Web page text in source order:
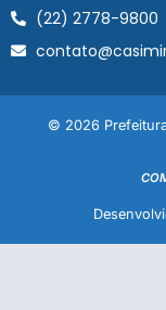
(22) 2778-9800
© 2026